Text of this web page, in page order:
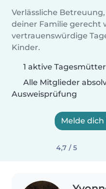
Verlässliche
deiner Familie gerecht
vertrauenswürdige
Kinder.
1 aktive
Alle Mitglieder
Ausweisprüfung
Melde
4,7 / 5